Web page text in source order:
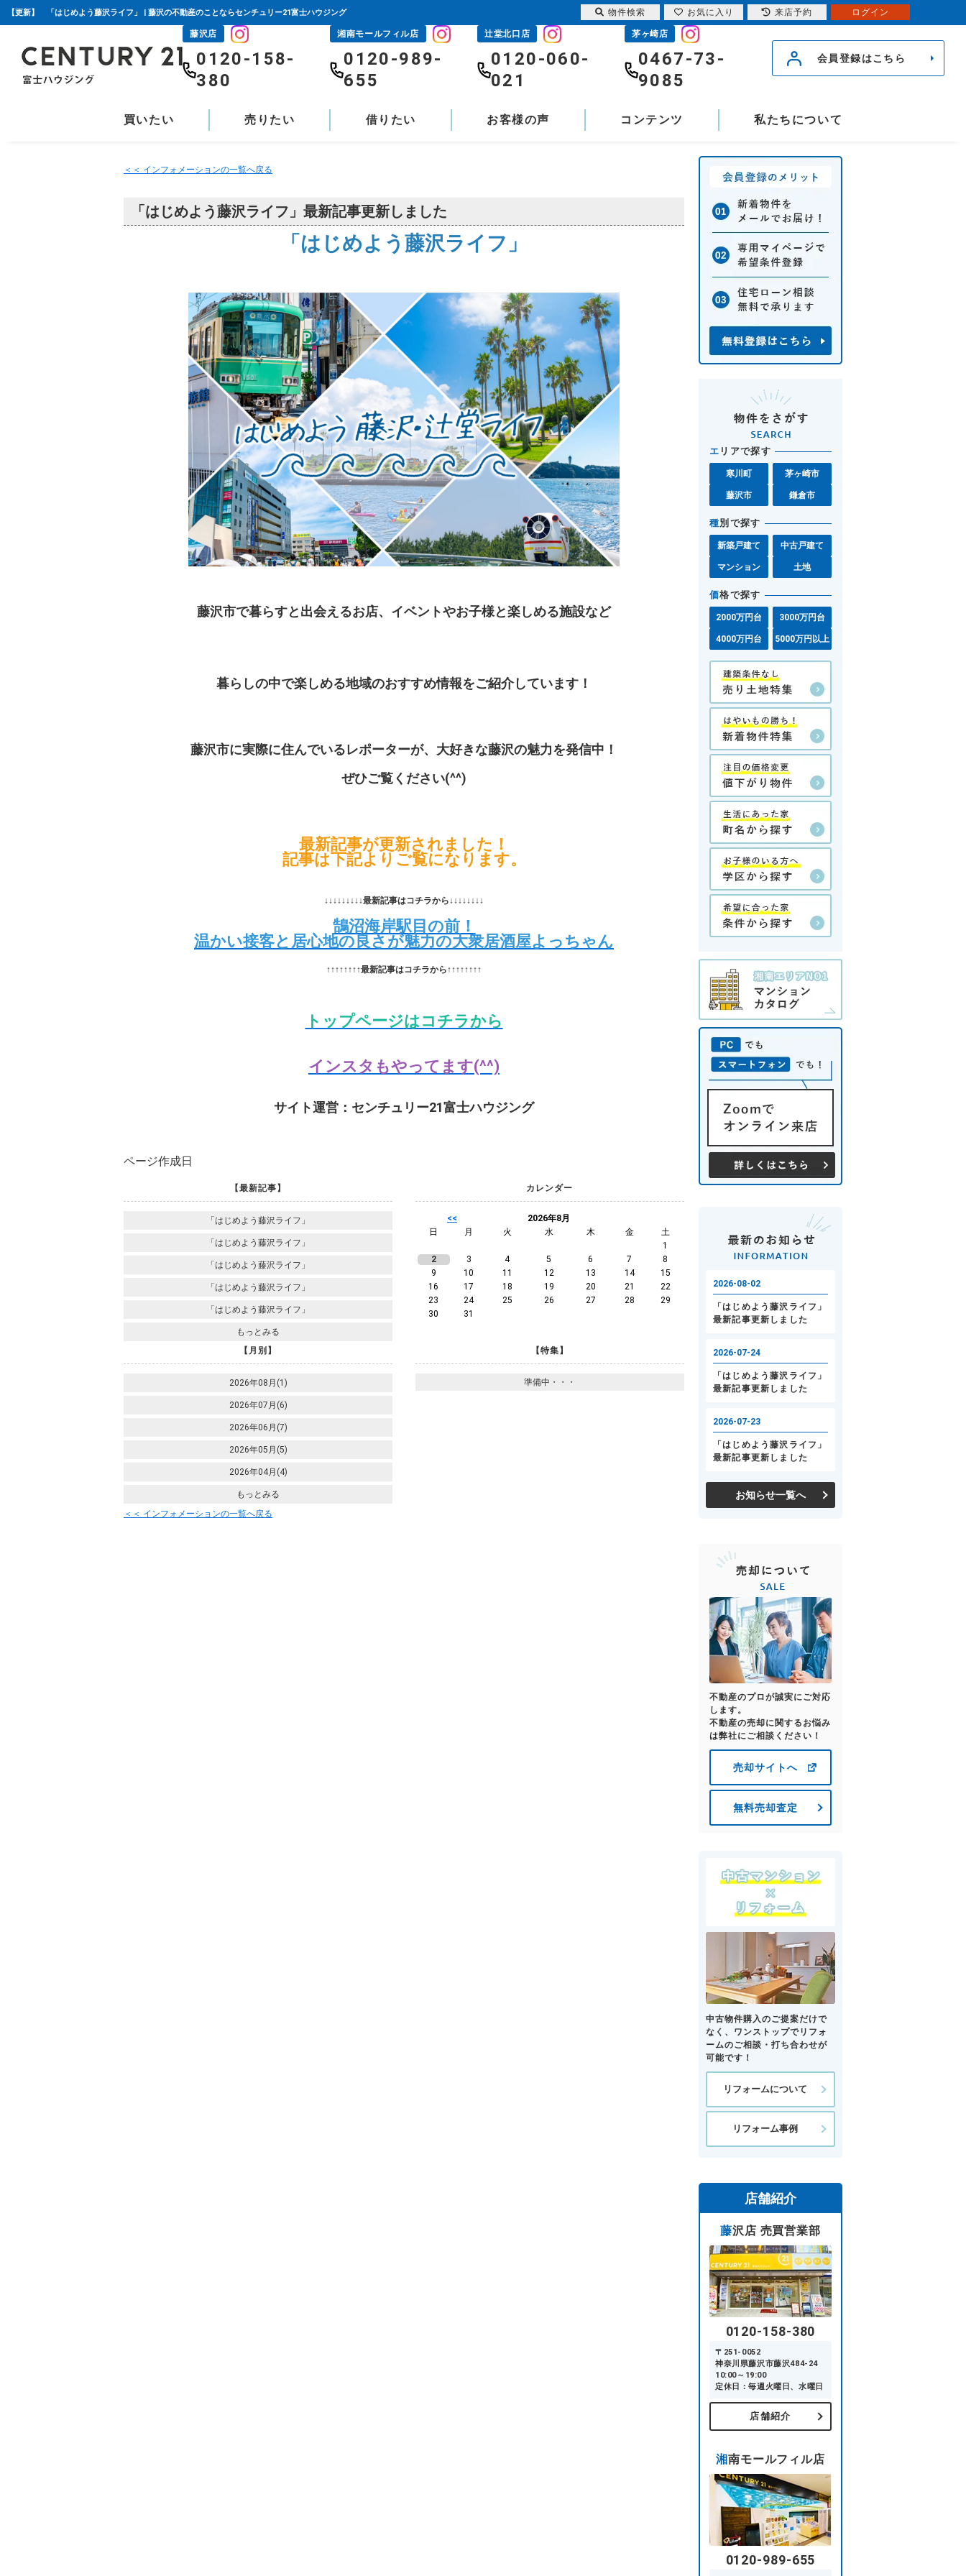
【更新】 「はじめよう藤沢ライフ」 | 藤沢の不動産のことならセンチュリー21富士ハウジング
藤沢店
0120-158-
380
湘南モールフィル店
0120-989-
655
辻堂北口店
0120-060-
021
茅ヶ崎店
0467-73-
9085
会員登録はこちら
買いたい 売りたい 借りたい お客様の声 コンテンツ 私たちについて
＜＜ インフォメーションの一覧へ戻る
「はじめよう藤沢ライフ」最新記事更新しました
「はじめよう藤沢ライフ」
藤沢市で暮らすと出会えるお店、イベントやお子様と楽しめる施設など
暮らしの中で楽しめる地域のおすすめ情報をご紹介しています！
藤沢市に実際に住んでいるレポーターが、大好きな藤沢の魅力を発信中！
ぜひご覧ください(^^)
最新記事が更新されました！
記事は下記よりご覧になります。
↓↓↓↓↓↓↓↓↓最新記事はコチラから↓↓↓↓↓↓↓↓
鵠沼海岸駅目の前！
温かい接客と居心地の良さが魅力の大衆居酒屋よっちゃん
↑↑↑↑↑↑↑↑最新記事はコチラから↑↑↑↑↑↑↑↑
トップページはコチラから
インスタもやってます(^^)
サイト運営：センチュリー21富士ハウジング
ページ作成日
【最新記事】
「はじめよう藤沢ライフ」
「はじめよう藤沢ライフ」
「はじめよう藤沢ライフ」
「はじめよう藤沢ライフ」
「はじめよう藤沢ライフ」
もっとみる
カレンダー
<<
2026年8月
日
月 火 水 木 金
土
1
2
3 4 5 6 7
8
9
10 11 12 13 14
15
16
17 18 19 20 21
22
23
24 25 26 27 28
29
30
31
【月別】
2026年08月(1)
2026年07月(6)
2026年06月(7)
2026年05月(5)
2026年04月(4)
もっとみる
【特集】
準備中・・・
＜＜ インフォメーションの一覧へ戻る
エ リアで探す
寒川町 茅ヶ崎市
藤沢市 鎌倉市
種別で探す
新築戸建て 中古戸建て
マンション 土地
価格で探す
2000万円台 3000万円台
4000万円台 5000万円以上
お知らせ一覧へ
不動産のプロが誠実にご対応
します。
不動産の売却に関するお悩み
は弊社にご相談ください！
売却サイトへ
無料売却査定
中古物件購入のご提案だけで
なく、ワンストップでリフォ
ームのご相談・打ち合わせが
可能です！
リフォームについて
リフォーム事例
店舗紹介
藤沢店 売買営業部
0120-158-380
〒251-0052
神奈川県藤沢市藤沢484-24
10:00～19:00
定休日：毎週火曜日、水曜日
店舗紹介
湘南モールフィル店
0120-989-655
物件検索 お気に入り 来店予約 ログイン